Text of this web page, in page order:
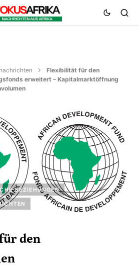
Flexibilität für den
erweitert – Kapitalmarktöffnung
BEZIEHUNGEN
den